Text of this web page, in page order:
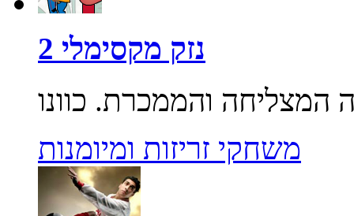
נזק מקסימלי 2
משחקי זריזות ומיומנות